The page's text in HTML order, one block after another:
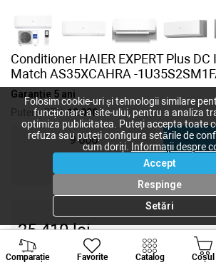
Conditioner HAIER EXPERT Plus
Match AS35XCAHRA -
Garanție 5 ani
Putere, BTU:12 000
9 000
25 410lei
Comparație Favorite Catalog Coșul
Folosim cookie-uri și tehnologii similare
funcționare a site-ului, pentru a analiza
optimiza publicitatea. Puteți accepta toate
refuza sau puteți configura setările de
cum doriți.
Informații despre
Accept
Respinge
Setări